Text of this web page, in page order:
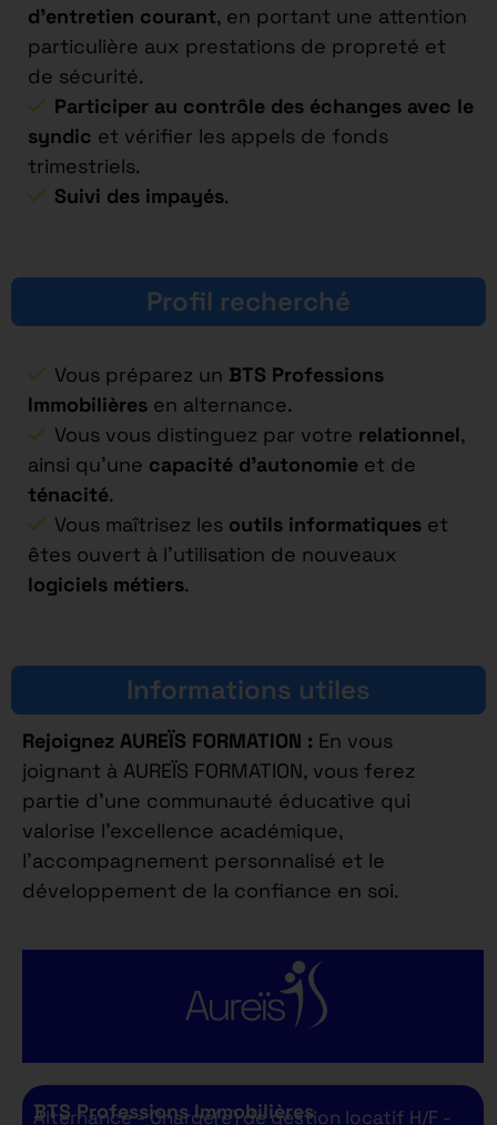
d’entretien courant, en portant une attention
particulière aux prestations de propreté et
de sécurité.
Participer au contrôle des échanges avec le
syndic et vérifier les appels de fonds
trimestriels.
Suivi des impayés.
Profil recherché
Vous préparez un BTS Professions
Immobilières en alternance.
Vous vous distinguez par votre relationnel,
ainsi qu’une capacité d’autonomie et de
ténacité.
Vous maîtrisez les outils informatiques et
êtes ouvert à l’utilisation de nouveaux
logiciels métiers.
Informations utiles
Rejoignez AUREÏS FORMATION : En vous
joignant à AUREÏS FORMATION, vous ferez
partie d’une communauté éducative qui
valorise l’excellence académique,
l’accompagnement personnalisé et le
développement de la confiance en soi.
BTS Professions Immobilières
Alternance - Chargé(e) de gestion locatif H/F -